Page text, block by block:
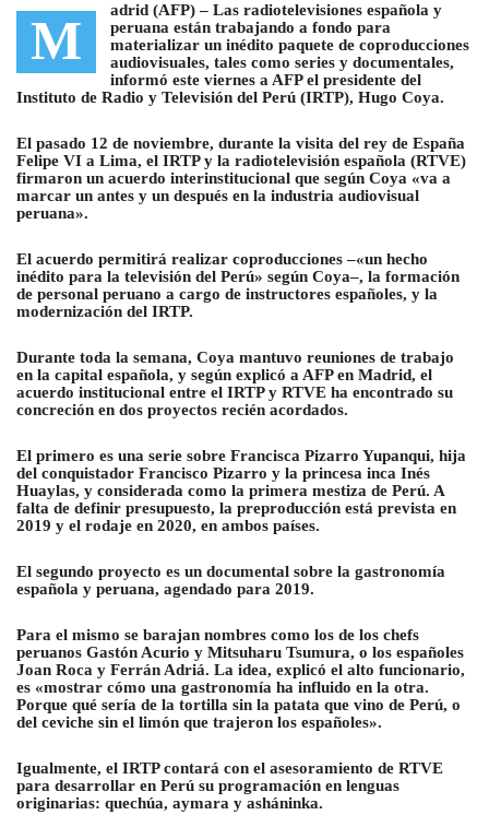
M adrid (AFP) – Las radiotelevisiones española y
peruana están trabajando a fondo para
materializar un inédito paquete de coproducciones
audiovisuales, tales como series y documentales,
informó este viernes a AFP el presidente del
Instituto de Radio y Televisión del Perú (IRTP), Hugo Coya.
El pasado 12 de noviembre, durante la visita del rey de España
Felipe VI a Lima, el IRTP y la radiotelevisión española (RTVE)
firmaron un acuerdo interinstitucional que según Coya «va a
marcar un antes y un después en la industria audiovisual
peruana».
El acuerdo permitirá realizar coproducciones –«un hecho
inédito para la televisión del Perú» según Coya–, la formación
de personal peruano a cargo de instructores españoles, y la
modernización del IRTP.
Durante toda la semana, Coya mantuvo reuniones de trabajo
en la capital española, y según explicó a AFP en Madrid, el
acuerdo institucional entre el IRTP y RTVE ha encontrado su
concreción en dos proyectos recién acordados.
El primero es una serie sobre Francisca Pizarro Yupanqui, hija
del conquistador Francisco Pizarro y la princesa inca Inés
Huaylas, y considerada como la primera mestiza de Perú. A
falta de definir presupuesto, la preproducción está prevista en
2019 y el rodaje en 2020, en ambos países.
El segundo proyecto es un documental sobre la gastronomía
española y peruana, agendado para 2019.
Para el mismo se barajan nombres como los de los chefs
peruanos Gastón Acurio y Mitsuharu Tsumura, o los españoles
Joan Roca y Ferrán Adriá. La idea, explicó el alto funcionario,
es «mostrar cómo una gastronomía ha influido en la otra.
Porque qué sería de la tortilla sin la patata que vino de Perú, o
del ceviche sin el limón que trajeron los españoles».
Igualmente, el IRTP contará con el asesoramiento de RTVE
para desarrollar en Perú su programación en lenguas
originarias: quechúa, aymara y asháninka.